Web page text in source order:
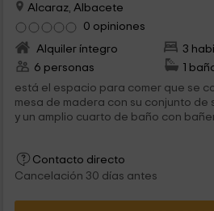
Alcaraz, Albacete
0 opiniones
Alquiler íntegro
3
6 personas
1
está el espacio para comer que se
mesa de madera con su conjunto de sillas. Un aseo
y un amplio cuarto de baño con
Contacto directo
Cancelación 30 días antes